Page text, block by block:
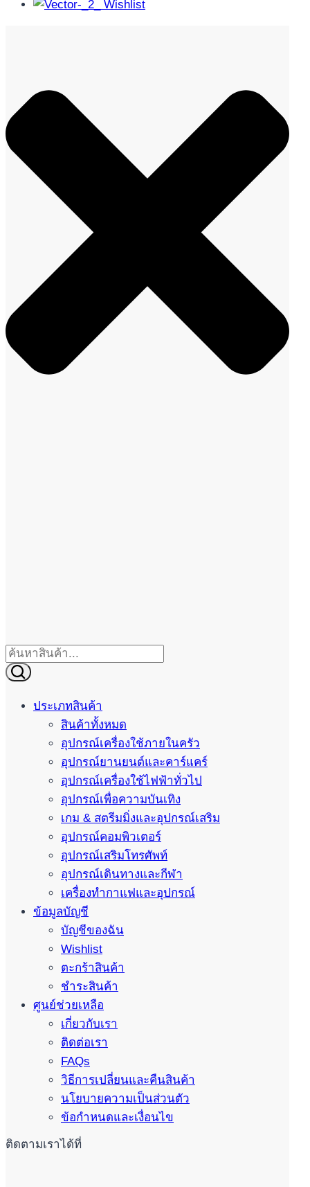
Wishlist
ประเภทสินค้า
สินค้าทั้งหมด
อุปกรณ์เครื่องใช้ภายในครัว
อุปกรณ์ยานยนต์และคาร์แคร์
อุปกรณ์เครื่องใช้ไฟฟ้าทั่วไป
อุปกรณ์เพื่อความบันเทิง
เกม & สตรีมมิ่งและอุปกรณ์เสริม
อุปกรณ์คอมพิวเตอร์
อุปกรณ์เสริมโทรศัพท์
อุปกรณ์เดินทางและกีฬา
เครื่องทำกาแฟและอุปกรณ์
ข้อมูลบัญชี
บัญชีของฉัน
Wishlist
ตะกร้าสินค้า
ชำระสินค้า
ศูนย์ช่วยเหลือ
เกี่ยวกับเรา
ติดต่อเรา
FAQs
วิธีการเปลี่ยนและคืนสินค้า
นโยบายความเป็นส่วนตัว
ข้อกำหนดและเงื่อนไข
ติดตามเราได้ที่